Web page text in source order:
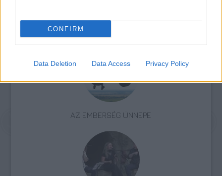
CONFIRM
Data Deletion Data Access Privacy Policy
ELSTARTOLT A MŰVÉSZETEK VÖLGYE
AZ EMBERSÉG ÜNNEPE